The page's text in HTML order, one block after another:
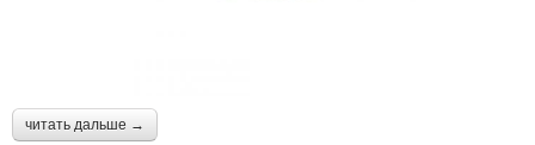
читать дальше →